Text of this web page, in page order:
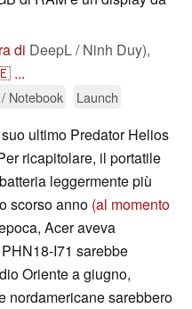
di DeepL / Ninh Duy),
...
Notebook Launch
ultimo Predator Helios
ricapitolare, il portatile
leggermente più
scorso anno (al momento
Acer aveva
I71 sarebbe
Oriente a giugno,
nordamericane sarebbero